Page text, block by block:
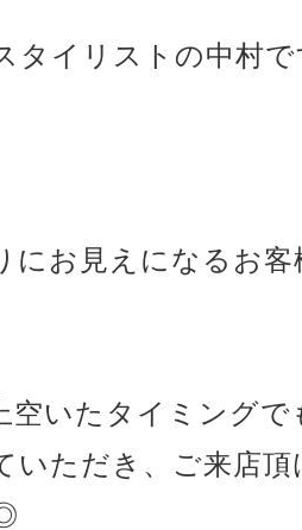
タイリストの中村
にお見えになるお
空いたタイミングで
いただき、ご来店